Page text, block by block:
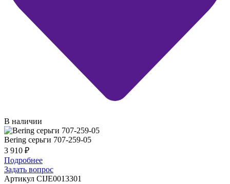
В наличии
Bering серьги 707-259-05
3 910 ₽
Подробнее
Задать вопрос
Артикул CIJE0013301